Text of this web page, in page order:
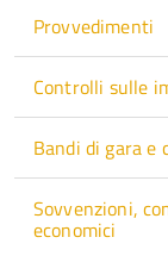
Provvedimenti
Controlli sulle
Bandi di gara e
Sovvenzioni,
economici